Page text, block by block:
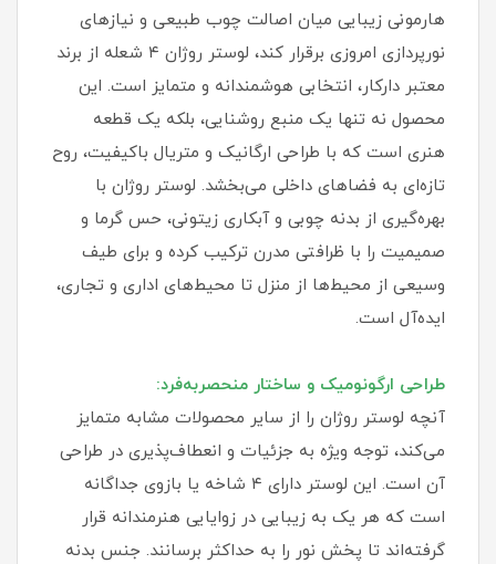
هارمونی زیبایی میان اصالت چوب طبیعی و نیازهای
نورپردازی امروزی برقرار کند، لوستر روژان ۴ شعله از برند
معتبر دارکار، انتخابی هوشمندانه و متمایز است. این
محصول نه تنها یک منبع روشنایی، بلکه یک قطعه
هنری است که با طراحی ارگانیک و متریال باکیفیت، روح
تازه‌ای به فضاهای داخلی می‌بخشد. لوستر روژان با
بهره‌گیری از بدنه چوبی و آبکاری زیتونی، حس گرما و
صمیمیت را با ظرافتی مدرن ترکیب کرده و برای طیف
وسیعی از محیط‌ها از منزل تا محیط‌های اداری و تجاری،
ایده‌آل است.
طراحی ارگونومیک و ساختار منحصربه‌فرد:
آنچه لوستر روژان را از سایر محصولات مشابه متمایز
می‌کند، توجه ویژه به جزئیات و انعطاف‌پذیری در طراحی
آن است. این لوستر دارای ۴ شاخه یا بازوی جداگانه
است که هر یک به زیبایی در زوایایی هنرمندانه قرار
گرفته‌اند تا پخش نور را به حداکثر برسانند. جنس بدنه